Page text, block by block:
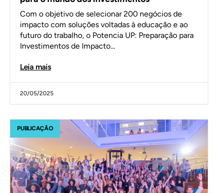
Com o objetivo de selecionar 200 negócios de
impacto com soluções voltadas à educação e ao
futuro do trabalho, o Potencia UP: Preparação para
Investimentos de Impacto…
Leia mais
20/05/2025
PUBLICAÇÃO